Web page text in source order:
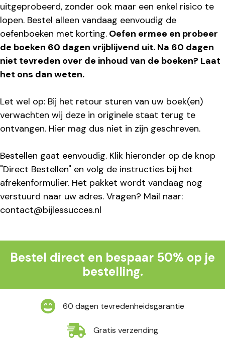
uitgeprobeerd, zonder ook maar een enkel risico te
lopen. Bestel alleen vandaag eenvoudig de
oefenboeken met korting. Oefen ermee en probeer
de boeken 60 dagen vrijblijvend uit. Na 60 dagen
niet tevreden over de inhoud van de boeken? Laat
het ons dan weten.
Let wel op: Bij het retour sturen van uw boek(en)
verwachten wij deze in originele staat terug te
ontvangen. Hier mag dus niet in zijn geschreven.
Bestellen gaat eenvoudig. Klik hieronder op de knop
"Direct Bestellen" en volg de instructies bij het
afrekenformulier. Het pakket wordt vandaag nog
verstuurd naar uw adres. Vragen? Mail naar:
contact@bijlessucces.nl
Bestel direct en bespaar 50% op je
bestelling.
60 dagen tevredenheidsgarantie
Gratis verzending